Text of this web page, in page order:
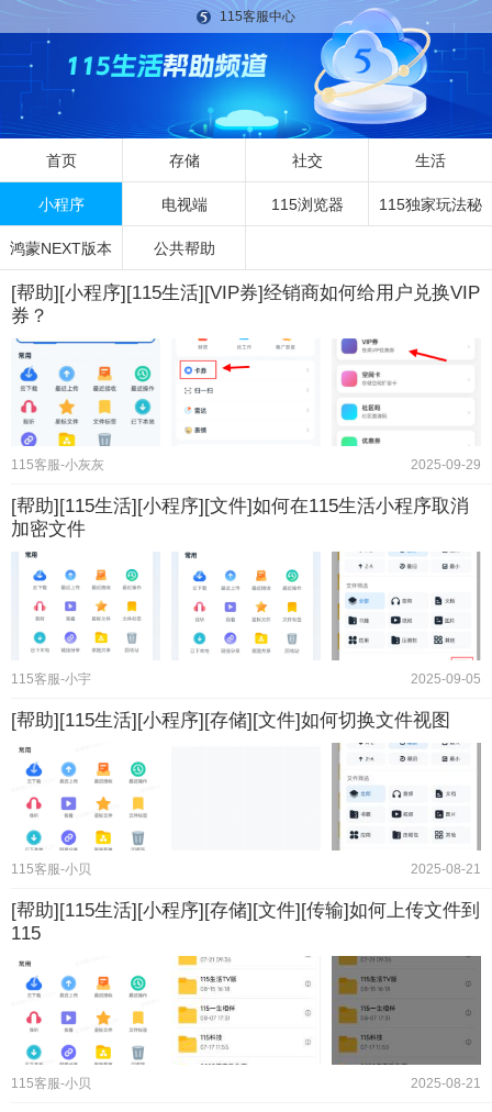
115客服中心
首页 存储 社交 生活
小程序 电视端 115浏览器 115独家玩法秘
鸿蒙NEXT版本 公共帮助
[帮助][小程序][115生活][VIP券]经销商如何给用户兑换VIP
券？
115客服-小灰灰 2025-09-29
[帮助][115生活][小程序][文件]如何在115生活小程序取消
加密文件
115客服-小宇 2025-09-05
[帮助][115生活][小程序][存储][文件]如何切换文件视图
115客服-小贝 2025-08-21
[帮助][115生活][小程序][存储][文件][传输]如何上传文件到
115
115客服-小贝 2025-08-21